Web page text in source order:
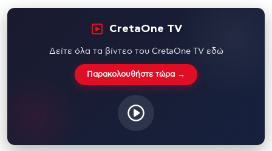
CretaOne TV
Δείτε όλα τα βίντεο του CretaOne TV εδώ
Παρακολουθήστε τώρα →